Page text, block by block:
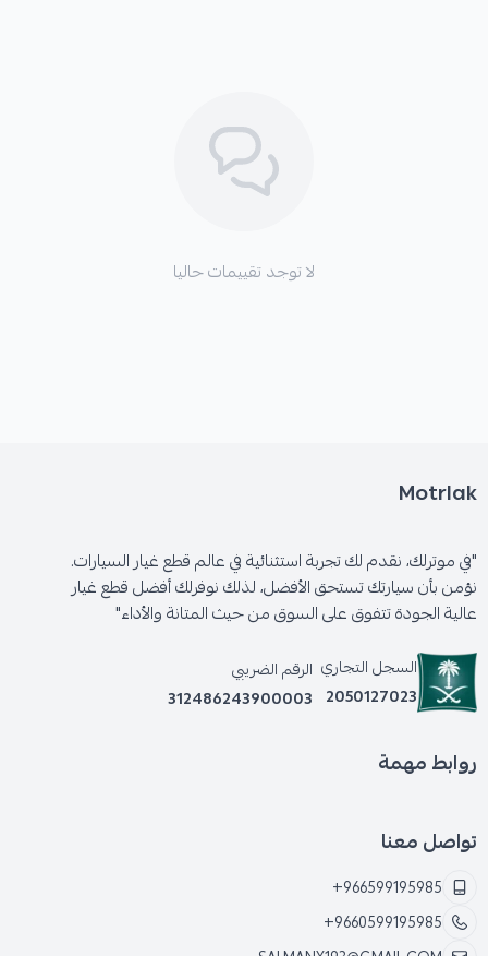
لا توجد تقييمات حاليا
Motrlak
"في موترلك، نقدم لك تجربة استثنائية في عالم قطع غيار السيارات.
نؤمن بأن سيارتك تستحق الأفضل، لذلك نوفرلك أفضل قطع غيار
عالية الجودة تتفوق على السوق من حيث المتانة والأداء"
السجل التجاري
2050127023
الرقم الضريبي
312486243900003
روابط مهمة
تواصل معنا
+966599195985
+9660599195985